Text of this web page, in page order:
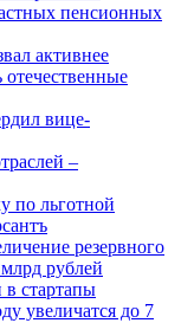
пенсионных
активнее
отечественные
вице-
–
по льготной
резервного
рублей
стартапы
увеличатся до 7